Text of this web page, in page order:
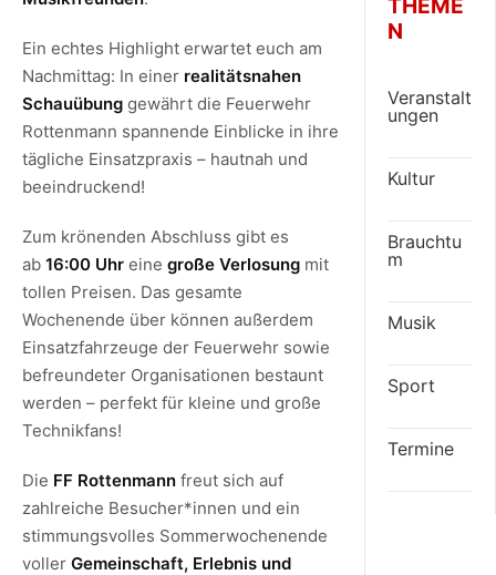
Ein echtes Highlight erwartet euch am
Nachmittag: In einer realitätsnahen
Schauübung gewährt die Feuerwehr
Rottenmann spannende Einblicke in ihre
tägliche Einsatzpraxis – hautnah und
beeindruckend!
Zum krönenden Abschluss gibt es
ab 16:00 Uhr eine große Verlosung mit
tollen Preisen. Das gesamte
Wochenende über können außerdem
Einsatzfahrzeuge der Feuerwehr sowie
befreundeter Organisationen bestaunt
werden – perfekt für kleine und große
Technikfans!
Die FF Rottenmann freut sich auf
zahlreiche Besucher*innen und ein
stimmungsvolles Sommerwochenende
voller Gemeinschaft, Erlebnis und
THEME
N
Veranstalt
ungen
Kultur
Brauchtu
m
Musik
Sport
Termine